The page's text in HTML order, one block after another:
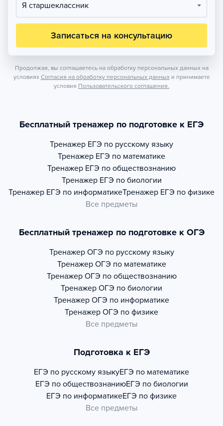
Я старшеклассник
Записаться на консультацию
Продолжая, вы соглашаетесь на обработку персональных данных на
условиях Согласия на обработку персональных данных и принимаете
условия Пользовательского соглашения.
Бесплатный тренажер по подготовке к ЕГЭ
Тренажер ЕГЭ по русскому языку
Тренажер ЕГЭ по математике
Тренажер ЕГЭ по обществознанию
Тренажер ЕГЭ по биологии
Тренажер ЕГЭ по информатикеТренажер ЕГЭ по физике
Все предметы
Бесплатный тренажер по подготовке к ОГЭ
Тренажер ОГЭ по русскому языку
Тренажер ОГЭ по математике
Тренажер ОГЭ по обществознанию
Тренажер ОГЭ по биологии
Тренажер ОГЭ по информатике
Тренажер ОГЭ по физике
Все предметы
Подготовка к ЕГЭ
ЕГЭ по русскому языкуЕГЭ по математике
ЕГЭ по обществознаниюЕГЭ по биологии
ЕГЭ по информатикеЕГЭ по физике
Все предметы